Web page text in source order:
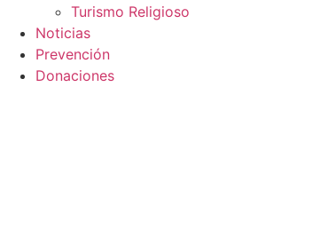
Turismo Religioso
Noticias
Prevención
Donaciones